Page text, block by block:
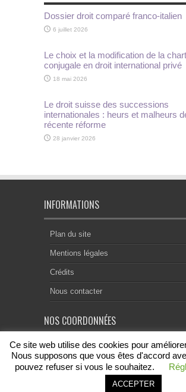
Dossier droit comparé franco-italien
6 juillet 2026
Le choix et la modification de la
conjugale en droit international privé
18 mai 2026
Le droit suisse des successions
internationales : heurs et malheurs
récente réforme
28 janvier 2026
INFORMATIONS
Plan du site
Mentions légales
Crédits
Nous contacter
NOS COORDONNÉES
Centre Notarial de Droit Européen
18, rue Chevreul
69007 Lyon
contact@acenode.eu
Ce site web utilise des cookies pour
Nous supposons que vous êtes d'accord
pouvez refuser si vous le souhaitez.
ACCEPTER